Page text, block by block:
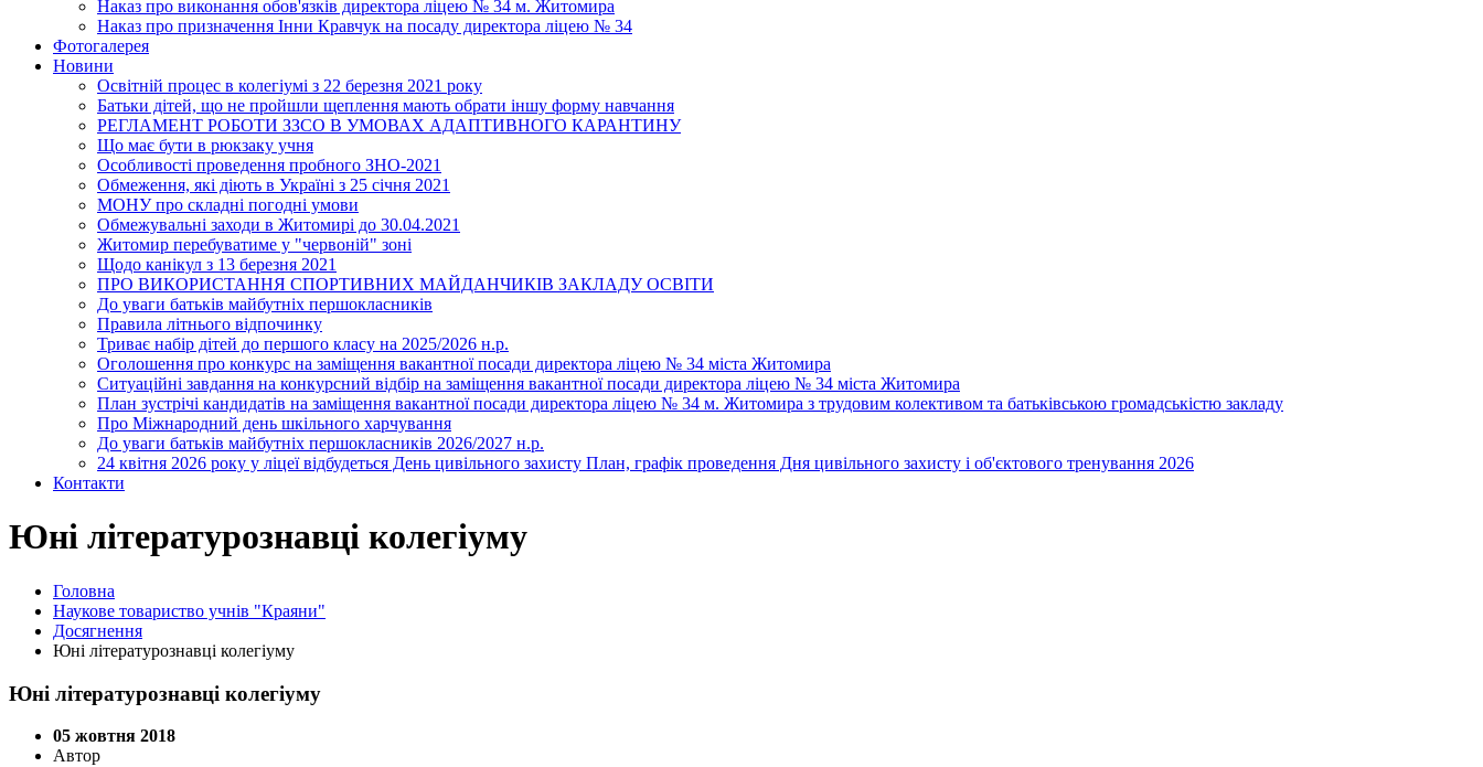
Наказ про виконання обов'язків директора ліцею № 34 м. Житомира
Наказ про призначення Інни Кравчук на посаду директора ліцею № 34
Фотогалерея
Новини
Освітній процес в колегіумі з 22 березня 2021 року
Батьки дітей, що не пройшли щеплення мають обрати іншу форму навчання
РЕГЛАМЕНТ РОБОТИ ЗЗСО В УМОВАХ АДАПТИВНОГО КАРАНТИНУ
Що має бути в рюкзаку учня
Особливості проведення пробного ЗНО-2021
Обмеження, які діють в Україні з 25 січня 2021
МОНУ про складні погодні умови
Обмежувальні заходи в Житомирі до 30.04.2021
Житомир перебуватиме у "червоній" зоні
Щодо канікул з 13 березня 2021
ПРО ВИКОРИСТАННЯ СПОРТИВНИХ МАЙДАНЧИКІВ ЗАКЛАДУ ОСВІТИ
До уваги батьків майбутніх першокласників
Правила літнього відпочинку
Триває набір дітей до першого класу на 2025/2026 н.р.
Оголошення про конкурс на заміщення вакантної посади директора ліцею № 34 міста Житомира
Ситуаційні завдання на конкурсний відбір на заміщення вакантної посади директора ліцею № 34 міста Житомира
План зустрічі кандидатів на заміщення вакантної посади директора ліцею № 34 м. Житомира з трудовим колективом та батьківською громадськістю закладу
Про Міжнародний день шкільного харчування
До уваги батьків майбутніх першокласників 2026/2027 н.р.
24 квітня 2026 року у ліцеї відбудеться День цивільного захисту План, графік проведення Дня цивільного захисту і об'єктового тренування 2026
Контакти
Юні літературознавці колегіуму
Головна
Наукове товариство учнів "Краяни"
Досягнення
Юні літературознавці колегіуму
Юні літературознавці колегіуму
05 жовтня 2018
Автор